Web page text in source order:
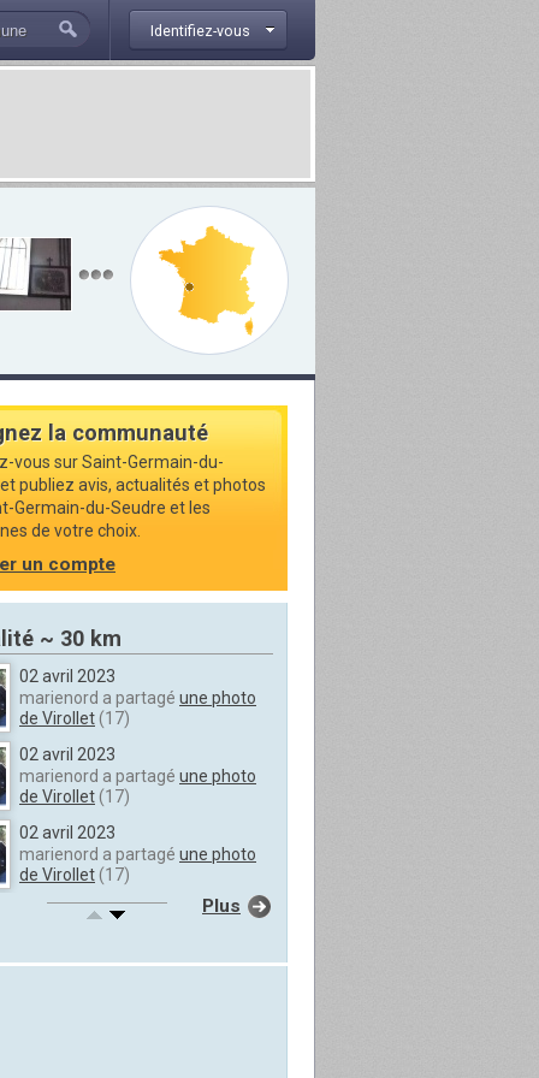
Identifiez-vous
la communauté
vous sur Saint-Germain-du-
publiez avis, actualités et photos
Germain-du-Seudre et les
de votre choix.
un compte
~ 30 km
02 avril 2023
marienord a partagé une photo
de Virollet(17)
02 avril 2023
marienord a partagé une photo
de Virollet(17)
02 avril 2023
marienord a partagé une photo
de Virollet(17)
02 avril 2023
Plus